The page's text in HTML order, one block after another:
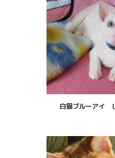
白猫ブルーアイ